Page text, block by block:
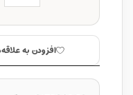
افزودن به